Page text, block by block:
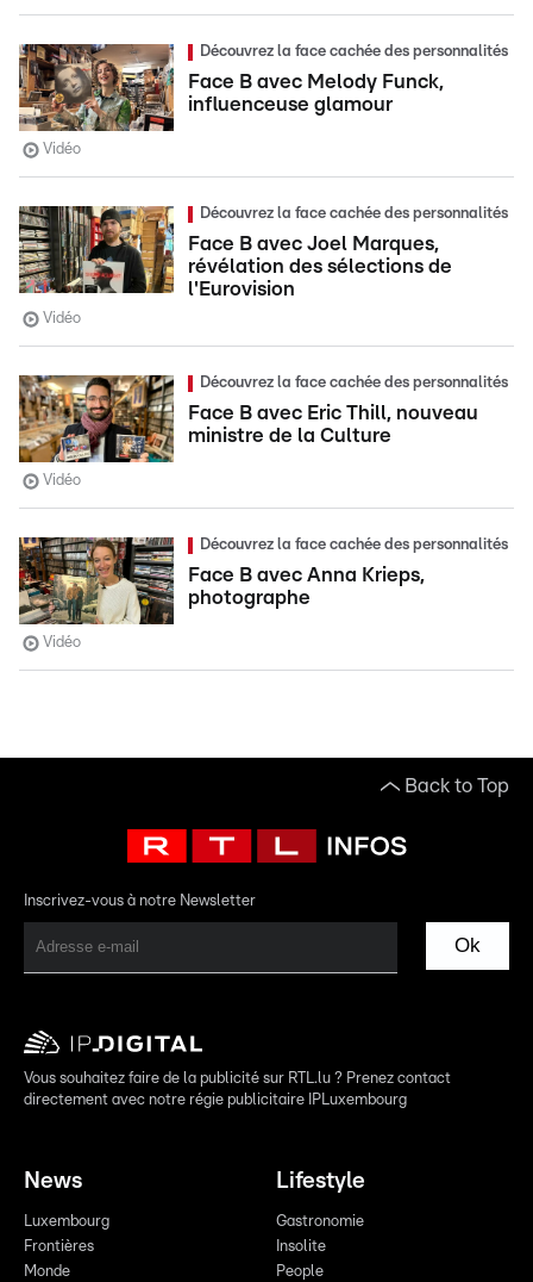
Découvrez la face cachée des personnalités
Face B avec Melody Funck,
influenceuse glamour
Vidéo
Découvrez la face cachée des personnalités
Face B avec Joel Marques,
révélation des sélections de
l'Eurovision
Vidéo
Découvrez la face cachée des personnalités
Face B avec Eric Thill, nouveau
ministre de la Culture
Vidéo
Découvrez la face cachée des personnalités
Face B avec Anna Krieps,
photographe
Vidéo
Back to Top
Inscrivez-vous à notre Newsletter
Ok
Vous souhaitez faire de la publicité sur RTL.lu ? Prenez contact
directement avec notre régie publicitaire IPLuxembourg
News
Luxembourg
Frontières
Monde
Lifestyle
Gastronomie
Insolite
People